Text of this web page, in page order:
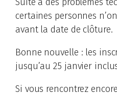
certaines personnes
avant la date de clôture.
Bonne nouvelle : les
jusqu’au 25 janvier
Si vous rencontrez